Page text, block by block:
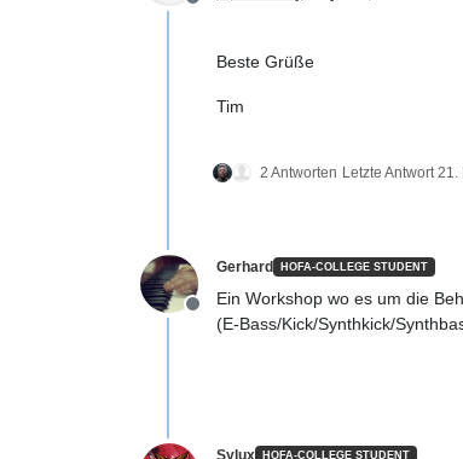
Offline
Beste Grüße
Tim
2 Antworten Letzte Antwort 21.
Offline
Gerhard HOFA-COLLEGE STUDENT
Ein Workshop wo es um die
(E-Bass/Kick/Synthkick/
Sylux HOFA-COLLEGE STUDENT